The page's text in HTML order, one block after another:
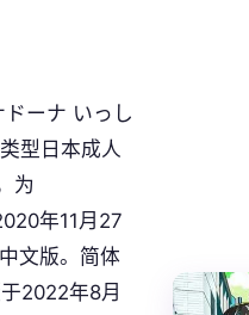
ドーナ いっし
型日本成人
为
年11月27
文版。简体
2022年8月